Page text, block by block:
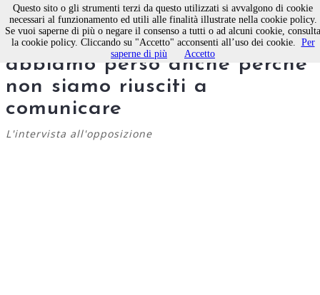
Pietro Mastropasqua:
abbiamo perso anche perché
non siamo riusciti a
comunicare
L'intervista all'opposizione
Questo sito o gli strumenti terzi da questo utilizzati si avvalgono di cookie
necessari al funzionamento ed utili alle finalità illustrate nella cookie policy.
Se vuoi saperne di più o negare il consenso a tutti o ad alcuni cookie, consulta
la cookie policy. Cliccando su "Accetto" acconsenti all’uso dei cookie. Per
saperne di più
Accetto